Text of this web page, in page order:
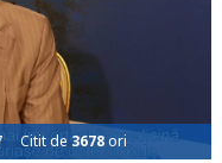
Citit de 3678ori